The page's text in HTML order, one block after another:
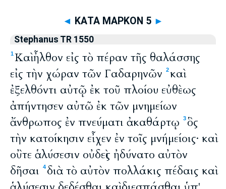
◄ ΚΑΤΑ ΜΑΡΚΟΝ 5 ►
Stephanus TR 1550
1Καὶ ἦλθον εἰς τὸ πέραν τῆς θαλάσσης
εἰς τὴν χώραν τῶν Γαδαρηνῶν
2καὶ
ἐξελθόντι αὐτῷ ἐκ τοῦ πλοίου εὐθὲως
ἀπήντησεν αὐτῶ ἐκ τῶν μνημείων
ἄνθρωπος ἐν πνεύματι ἀκαθάρτῳ
3ὃς
τὴν κατοίκησιν εἶχεν ἐν τοῖς μνήμείοις· καὶ
οὒτε ἁλύσεσιν οὐδεὶς ἠδύνατο αὐτὸν
δῆσαι 4 διὰ τὸ αὐτὸν πολλάκις πέδαις καὶ